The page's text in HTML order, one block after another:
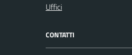
Uffici
CONTATTI